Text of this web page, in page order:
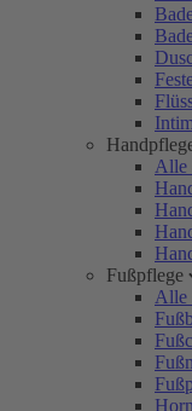
Alle
Fußpflege
Alle